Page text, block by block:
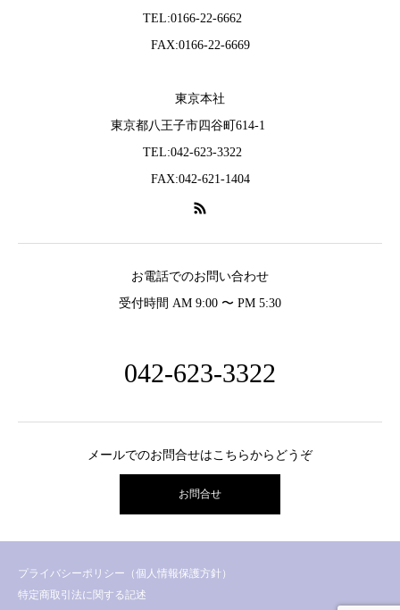
TEL:0166-22-6662
FAX:0166-22-6669
東京本社
東京都八王子市四谷町614-1
TEL:042-623-3322
FAX:042-621-1404
お電話でのお問い合わせ
受付時間 AM 9:00 〜 PM 5:30
042-623-3322
メールでのお問合せはこちらからどうぞ
お問合せ
プライバシーポリシー（個人情報保護方針）
特定商取引法に関する記述